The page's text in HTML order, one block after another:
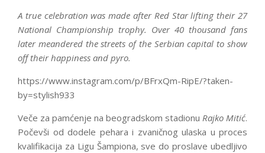
A true celebration was made after Red Star lifting their 27
National Championship trophy. Over 40 thousand fans
later meandered the streets of the Serbian capital to show
off their happiness and pyro.
https://www.instagram.com/p/BFrxQm-RipE/?taken-
by=stylish933
Veče za pamćenje na beogradskom stadionu Rajko Mitić.
Počevši od dodele pehara i zvaničnog ulaska u proces
kvalifikacija za Ligu Šampiona, sve do proslave ubedljivo